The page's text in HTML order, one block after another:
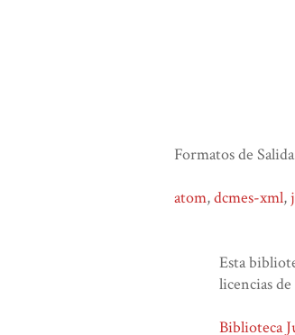
Formatos de Salida
atom,dcmes-xml,
Esta
licencias
Biblioteca